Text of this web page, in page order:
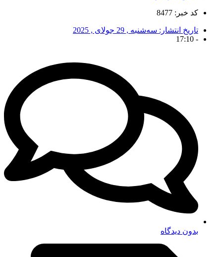
کد خبر: 8477
تاریخ انتشار: سه‌شنبه , 29 جولای , 2025
-
17:10
بدون دیدگاه